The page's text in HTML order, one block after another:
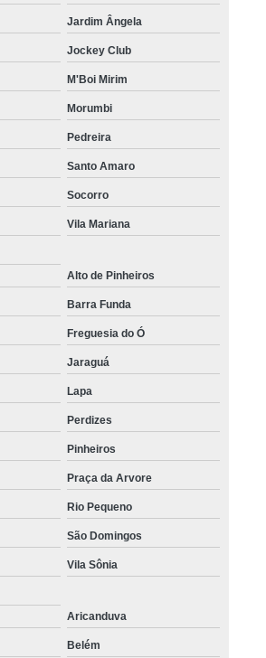
Jardim Ângela
Jockey Club
M'Boi Mirim
Morumbi
Pedreira
Santo Amaro
Socorro
Vila Mariana
Alto de Pinheiros
Barra Funda
Freguesia do Ó
Jaraguá
Lapa
Perdizes
Pinheiros
Praça da Arvore
Rio Pequeno
São Domingos
Vila Sônia
Aricanduva
Belém